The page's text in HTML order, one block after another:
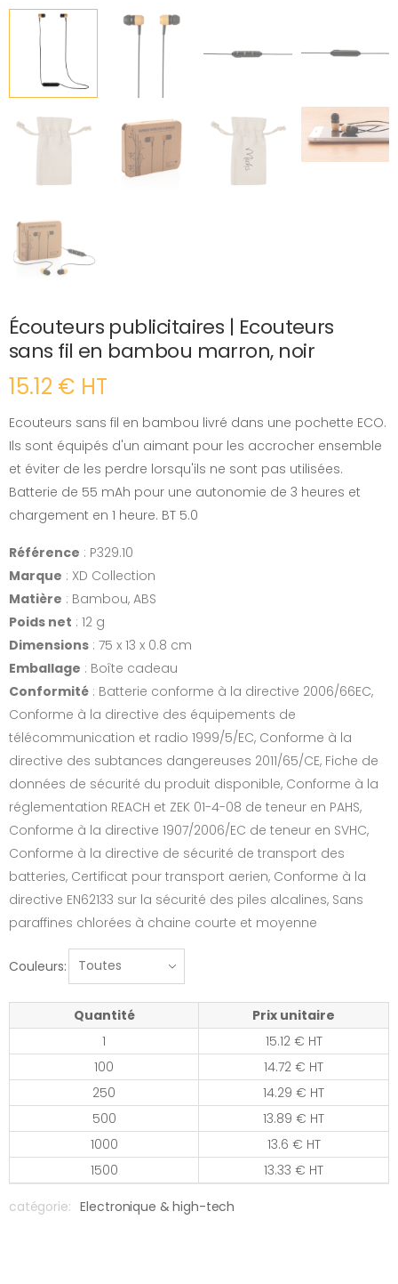
Écouteurs publicitaires | Ecouteurs
sans fil en bambou marron, noir
15.12 € HT
Ecouteurs sans fil en bambou livré dans une pochette ECO.
Ils sont équipés d'un aimant pour les accrocher ensemble
et éviter de les perdre lorsqu'ils ne sont pas utilisées.
Batterie de 55 mAh pour une autonomie de 3 heures et
chargement en 1 heure. BT 5.0
Référence : P329.10
Marque : XD Collection
Matière : Bambou, ABS
Poids net : 12 g
Dimensions : 75 x 13 x 0.8 cm
Emballage : Boîte cadeau
Conformité : Batterie conforme à la directive 2006/66EC,
Conforme à la directive des équipements de
télécommunication et radio 1999/5/EC, Conforme à la
directive des subtances dangereuses 2011/65/CE, Fiche de
données de sécurité du produit disponible, Conforme à la
réglementation REACH et ZEK 01-4-08 de teneur en PAHS,
Conforme à la directive 1907/2006/EC de teneur en SVHC,
Conforme à la directive de sécurité de transport des
batteries, Certificat pour transport aerien, Conforme à la
directive EN62133 sur la sécurité des piles alcalines, Sans
paraffines chlorées à chaine courte et moyenne
Couleurs:
Quantité
Prix unitaire
1
15.12 € HT
100
14.72 € HT
250
14.29 € HT
500
13.89 € HT
1000
13.6 € HT
1500
13.33 € HT
catégorie: Electronique & high-tech